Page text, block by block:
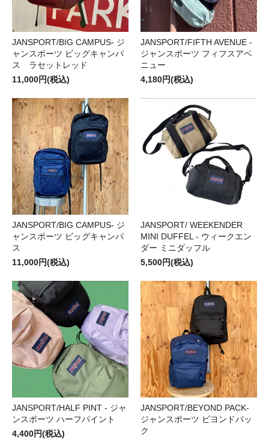
JANSPORT/BIG CAMPUS- ジ
ャンスポーツ ビッグキャンパ
ス ラセットレッド
11,000円(税込)
JANSPORT/FIFTH AVENUE -
ジャンスポーツ フィフスアベ
ニュー
4,180円(税込)
JANSPORT/BIG CAMPUS- ジ
ャンスポーツ ビッグキャンパ
ス
11,000円(税込)
JANSPORT/ WEEKENDER
MINI DUFFEL - ウィークエン
ダー ミニダッフル
5,500円(税込)
JANSPORT/HALF PINT - ジャ
ンスポーツ ハーフパイント
4,400円(税込)
JANSPORT/BEYOND PACK-
ジャンスポーツ ビヨンドパッ
ク